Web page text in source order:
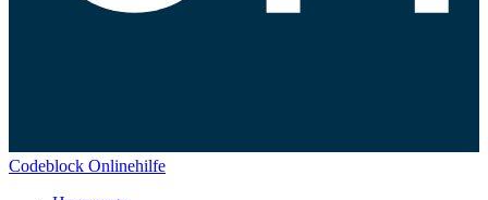
Codeblock Onlinehilfe